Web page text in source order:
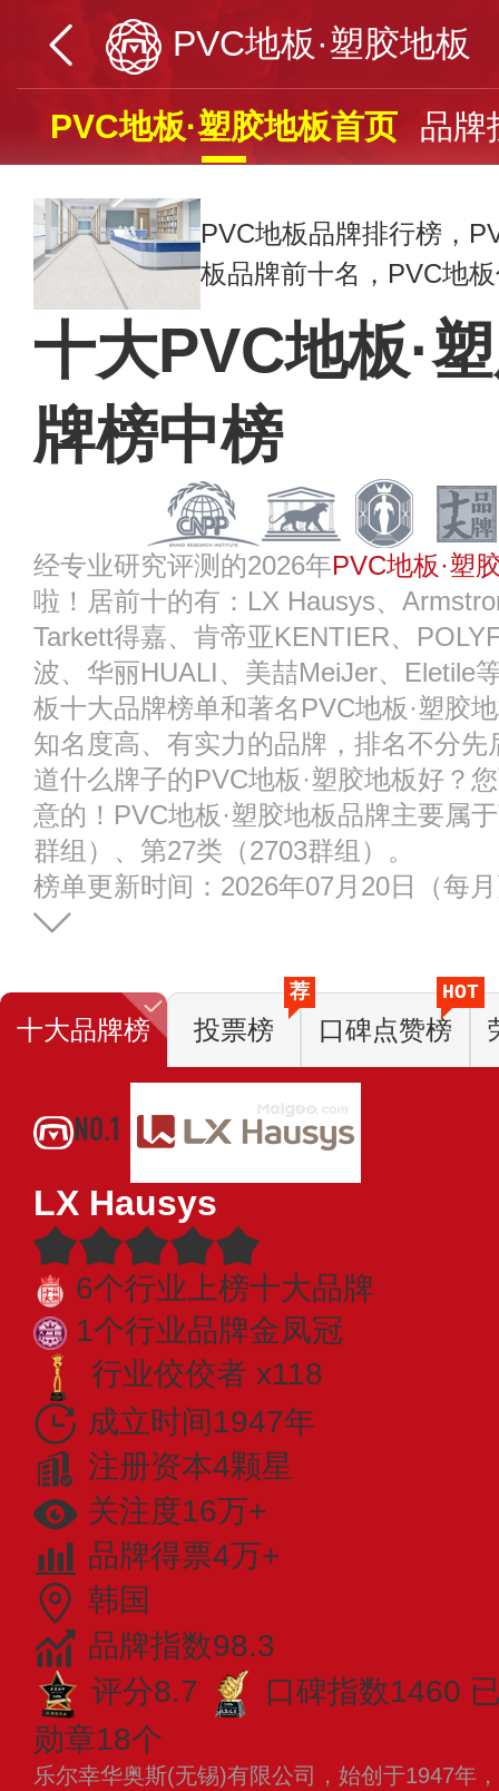
PVC地板·塑胶地板
PVC地板·塑胶地板首页 品牌
PVC地板品牌排行榜，
板品牌前十名，PVC地
十大PVC地板·
牌榜中榜
经专业研究评测的2026年PVC地板·塑
啦！居前十的有：LX Hausys、
Tarkett得嘉、肯帝亚KENTIER、
波、华丽HUALI、美喆MeiJer、Eletile
板十大品牌榜单和著名PVC地板·塑胶
知名度高、有实力的品牌，排名不分
道什么牌子的PVC地板·塑胶地板好？
意的！PVC地板·塑胶地板品牌主要属
群组）、第27类（2703群组）。
榜单更新时间：2026年07月20日（每
十大品牌榜 投票榜
荐
口碑点赞榜
HOT
NO.1
LX Hausys
6个行业上榜十大品牌
1个行业品牌金凤冠
行业佼佼者 x118
成立时间1947年
注册资本4颗星
关注度16万+
品牌得票4万+
韩国
品牌指数98.3
评分8.7
口碑指数1460
勋章18个
乐尔幸华奥斯(无锡)有限公司，始创于1947年